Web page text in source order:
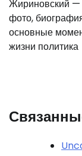
записям
Жириновский —
фото,
основные
жизни политика